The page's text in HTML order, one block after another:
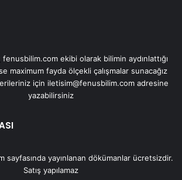
ekibi olarak bilimin aydınlattığı
maximum fayda ölçekli çalışmalar sunacağız
için iletisim@fenusbilim.com adresine
yazabilirsiniz
sayfasında yayınlanan dökümanlar ücretsizdir.
Satış yapılamaz